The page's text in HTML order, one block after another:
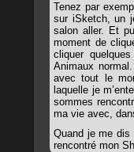
Tenez par
sur iSketch, un
salon aller. Et
moment de
cliquer
Animaux
avec tout le
laquelle je
sommes
ma vie avec,
Quand je me dis
rencontré mon